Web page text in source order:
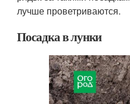
лучше проветриваются.
Посадка в лунки